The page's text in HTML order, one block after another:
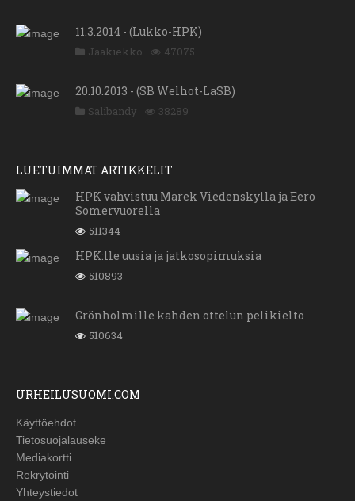
11.3.2014 - (Lukko-HPK)
Jääkiekko 47075
20.10.2013 - (SB Welhot-LaSB)
Salibandy 38289
LUETUIMMAT ARTIKKELIT
HPK vahvistuu Marek Viedenskylla ja Eero
Somervuorella
511344
HPK:lle uusia ja jatkosopimuksia
510893
Grönholmille kahden ottelun pelikielto
510634
URHEILUSUOMI.COM
Käyttöehdot
Tietosuojalauseke
Mediakortti
Rekrytointi
Yhteystiedot